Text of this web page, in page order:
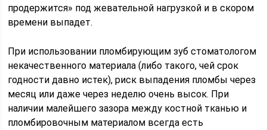
продержится» под жевательной нагрузкой и в скором
времени выпадет.
При использовании пломбирующим зуб стоматологом
некачественного материала (либо такого, чей срок
годности давно истек), риск выпадения пломбы через
месяц или даже через неделю очень высок. При
наличии малейшего зазора между костной тканью и
пломбировочным материалом всегда есть